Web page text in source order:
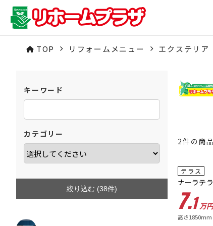
TOP リフォームメニュー エクステリア
2件の商
40%OFF
テラス
ナーラテ
7.1 万
高さ
キーワード
カテゴリー
絞り込む (38件)